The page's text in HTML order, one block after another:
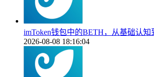
imToken钱包中的BETH，从基础认知
2026-08-08 18:16:04